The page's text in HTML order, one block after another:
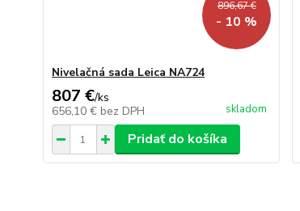
896,67 €
- 10 %
Nivelačná sada Leica NA724
807 €/ks
656,10 € bez DPH skladom
Pridať do košíka